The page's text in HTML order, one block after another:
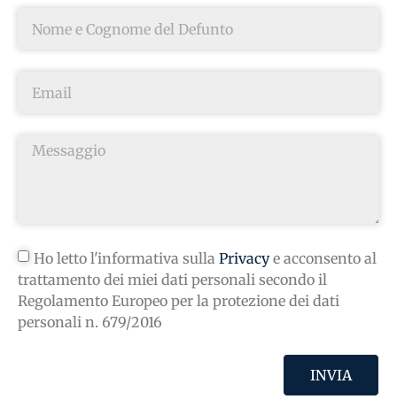
Ho letto l'informativa sulla Privacye acconsento al
trattamento dei miei dati personali secondo il
Regolamento Europeo per la protezione dei dati
personali n. 679/2016
INVIA